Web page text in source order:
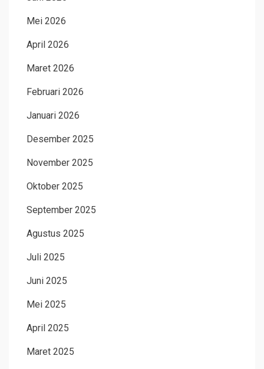
Mei 2026
April 2026
Maret 2026
Februari 2026
Januari 2026
Desember 2025
November 2025
Oktober 2025
September 2025
Agustus 2025
Juli 2025
Juni 2025
Mei 2025
April 2025
Maret 2025